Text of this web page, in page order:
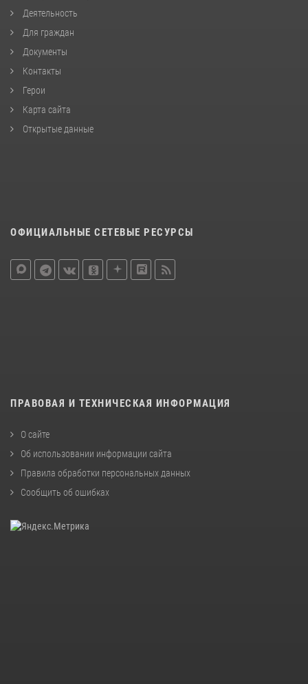
Деятельность
Для граждан
Документы
Контакты
Герои
Карта сайта
Открытые данные
ОФИЦИАЛЬНЫЕ СЕТЕВЫЕ РЕСУРСЫ
ПРАВОВАЯ И ТЕХНИЧЕСКАЯ ИНФОРМАЦИЯ
О сайте
Об использовании информации сайта
Правила обработки персональных данных
Сообщить об ошибках